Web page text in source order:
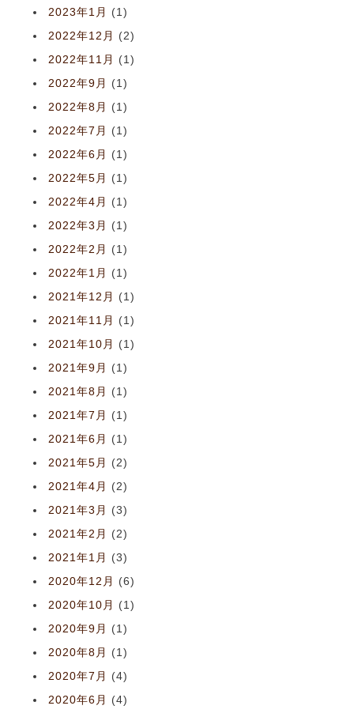
2023年1月
(1)
2022年12月
(2)
2022年11月
(1)
2022年9月
(1)
2022年8月
(1)
2022年7月
(1)
2022年6月
(1)
2022年5月
(1)
2022年4月
(1)
2022年3月
(1)
2022年2月
(1)
2022年1月
(1)
2021年12月
(1)
2021年11月
(1)
2021年10月
(1)
2021年9月
(1)
2021年8月
(1)
2021年7月
(1)
2021年6月
(1)
2021年5月
(2)
2021年4月
(2)
2021年3月
(3)
2021年2月
(2)
2021年1月
(3)
2020年12月
(6)
2020年10月
(1)
2020年9月
(1)
2020年8月
(1)
2020年7月
(4)
2020年6月
(4)